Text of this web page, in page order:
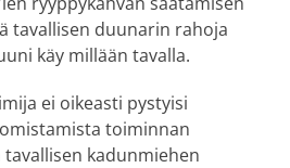
tavallisen duunarin rahoja
käy millään tavalla.
ei oikeasti pystyisi
toiminnan
kadunmiehen